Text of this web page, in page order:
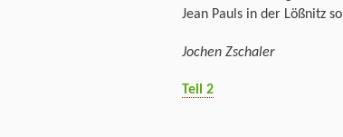
Jean Pauls in der Lößnitz
Jochen Zschaler
Teil 2